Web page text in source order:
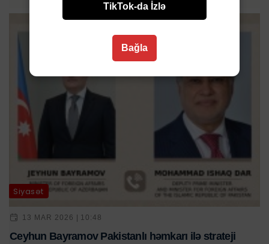
Siyasət
13 MAR 2026 | 10:48
Ceyhun Bayramov Pakistanlı həmkarı ilə strateji
TikTok-da İzlə
Bağla